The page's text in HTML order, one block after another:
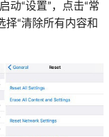
动“设置”，点击“常
择“清除所有内容和